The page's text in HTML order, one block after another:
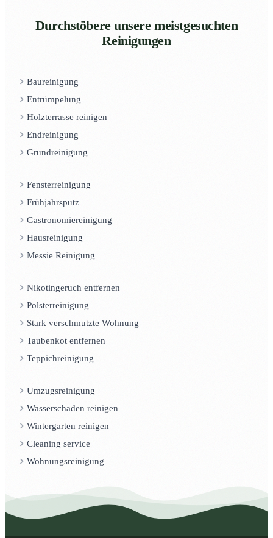
Durchstöbere unsere meistgesuchten
Reinigungen
Baureinigung
Entrümpelung
Holzterrasse reinigen
Endreinigung
Grundreinigung
Fensterreinigung
Frühjahrsputz
Gastronomiereinigung
Hausreinigung
Messie Reinigung
Nikotingeruch entfernen
Polsterreinigung
Stark verschmutzte Wohnung
Taubenkot entfernen
Teppichreinigung
Umzugsreinigung
Wasserschaden reinigen
Wintergarten reinigen
Cleaning service
Wohnungsreinigung